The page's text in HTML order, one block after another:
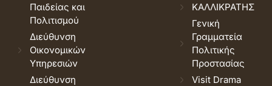
Παιδείας και
Πολιτισμού
Διεύθυνση
Οικονομικών
Υπηρεσιών
Διεύθυνση
ΚΑΛΛΙΚΡΑΤΗΣ
Γενική
Γραμματεία
Πολιτικής
Προστασίας
Visit Drama